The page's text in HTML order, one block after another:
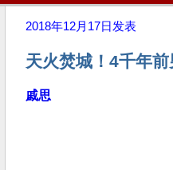
2018年12月17日 发表
天火焚城！4千年
戚思